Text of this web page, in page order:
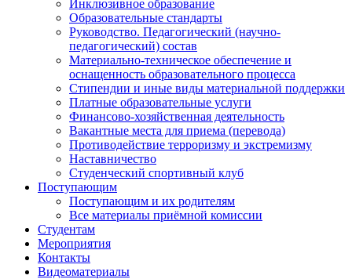
Инклюзивное образование
Образовательные стандарты
Руководство. Педагогический (научно-
педагогический) состав
Материально-техническое обеспечение и
оснащенность образовательного процесса
Стипендии и иные виды материальной поддержки
Платные образовательные услуги
Финансово-хозяйственная деятельность
Вакантные места для приема (перевода)
Противодействие терроризму и экстремизму
Наставничество
Студенческий спортивный клуб
Поступающим
Поступающим и их родителям
Все материалы приёмной комиссии
Студентам
Мероприятия
Контакты
Видеоматериалы